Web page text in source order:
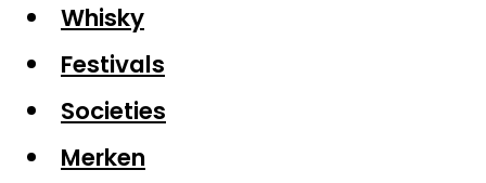
Whisky
Festivals
Societies
Merken